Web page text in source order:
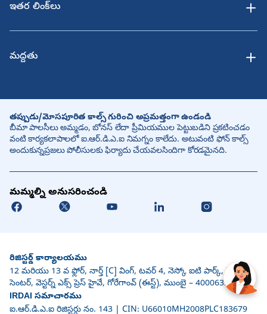
ఇతర లింక్‌లు
మద్దతు
తప్పుడు/మోసపూరిత కాల్స్ గురించి అప్రమత్తంగా ఉండండి
బీమా పాలసీలు అమ్మడం, బోనస్ లేదా ప్రీమియముల పెట్టుబడిని ప్రకటించడం
వంటి కార్యకలాపాలలో ఐ.ఆర్.డి.ఎ.ఐ నిమగ్నం కాలేదు. అటువంటి ఫోన్ కాల్స్
అందుకున్నప్రజలు పోలీసులకు ఫిర్యాదు చేయవలసిందిగా కోరడమైనది.
మమ్మల్ని అనుసరించండి
రిజిస్టర్డ్ కార్యాలయము
12 మరియు 13 వ ఫ్లోర్, నార్త్ [C] వింగ్, టవర్ 4, నెస్కో ఐటి పార్క్, నెస్కో
సెంటర్, వెస్టర్న్ ఎక్స్ ప్రెస్ హైవే, గోరేగాంవ్ (ఈస్ట్), ముంబై – 400063.
IRDAI సమాచారము
ఐ.ఆర్.డి.ఎ.ఐ రిజిస్టర్డు నం. 143 | CIN: U66010MH2008PLC183679